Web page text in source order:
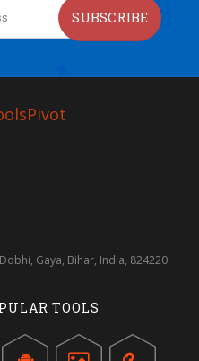
SUBSCRIBE
Gaya, Bihar, India, 824220
TOOLS